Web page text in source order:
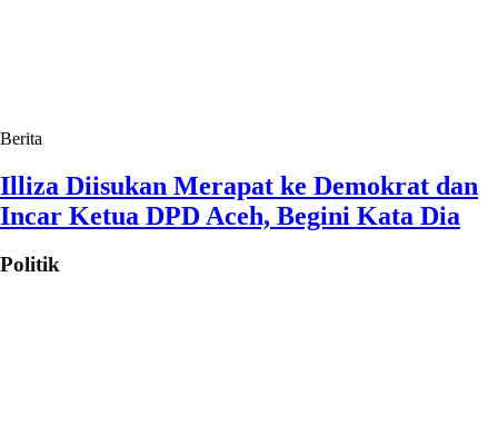
Berita
Illiza Diisukan Merapat ke Demokrat dan
Incar Ketua DPD Aceh, Begini Kata Dia
Politik